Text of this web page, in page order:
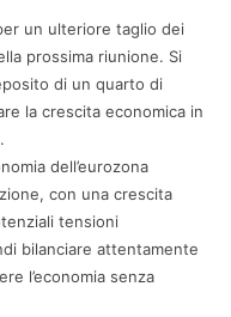
un ulteriore taglio dei
prossima riunione. Si
di un quarto di
la crescita economica in
dell’eurozona
con una crescita
tensioni
bilanciare attentamente
l’economia senza